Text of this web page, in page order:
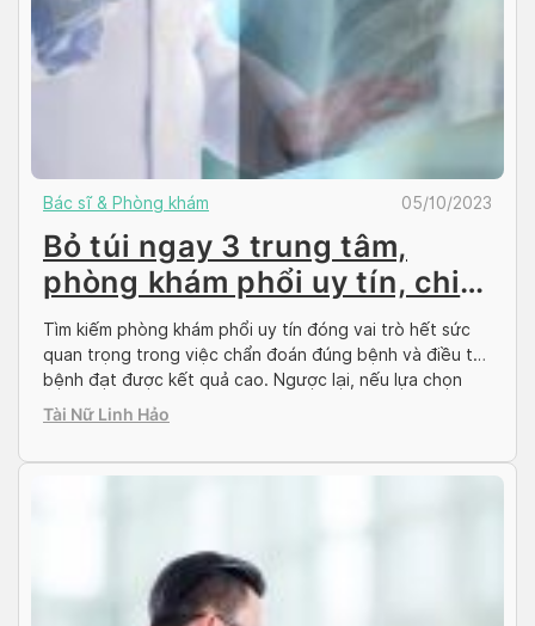
Bác sĩ & Phòng khám 05/10/2023
Bỏ túi ngay 3 trung tâm,
phòng khám phổi uy tín, chi
phí rẻ
Tìm kiếm phòng khám phổi uy tín đóng vai trò hết sức
quan trọng trong việc chẩn đoán đúng bệnh và điều trị
bệnh đạt được kết quả cao. Ngược lại, nếu lựa chọn
đơn vị y tế không phù hợp sẽ khiến bệnh tình dễ tái
Tài Nữ Linh Hảo